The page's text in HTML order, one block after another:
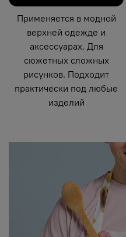
Применяется в модной
верхней одежде и
аксессуарах. Для
сюжетных сложных
рисунков. Подходит
практически под любые
изделий